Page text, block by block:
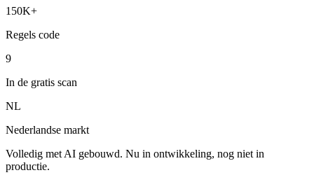
150K+
Regels code
9
In de gratis scan
NL
Nederlandse markt
Volledig met AI gebouwd. Nu in ontwikkeling, nog niet in
productie.